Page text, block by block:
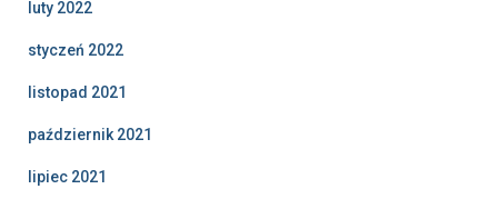
luty 2022
styczeń 2022
listopad 2021
październik 2021
lipiec 2021